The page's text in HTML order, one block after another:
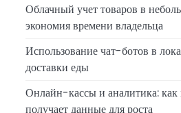
Облачный учет товаров в
экономия времени владельца
Использование чат-ботов в
доставки еды
Онлайн-кассы и аналитика:
получает данные для роста